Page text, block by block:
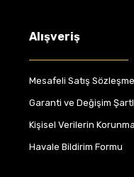
Alışveriş
Mesafeli Satış
Garanti ve Değişim
Kişisel Verilerin
Havale Bildirim Formu